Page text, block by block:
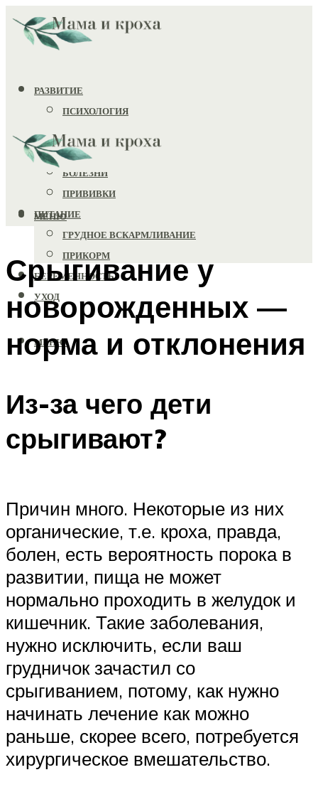
РАЗВИТИЕ
ПСИХОЛОГИЯ
ИГРУШКИ
ЗДОРОВЬЕ
БОЛЕЗНИ
ПРИВИВКИ
ПИТАНИЕ
ГРУДНОЕ ВСКАРМЛИВАНИЕ
ПРИКОРМ
БЕРЕМЕННОСТЬ
УХОД
МЕНЮ
МЕНЮ
Срыгивание у
новорожденных —
норма и отклонения
Из-за чего дети
срыгивают?
Причин много. Некоторые из них
органические, т.е. кроха, правда,
болен, есть вероятность порока в
развитии, пища не может
нормально проходить в желудок и
кишечник. Такие заболевания,
нужно исключить, если ваш
грудничок зачастил со
срыгиванием, потому, как нужно
начинать лечение как можно
раньше, скорее всего, потребуется
хирургическое вмешательство.